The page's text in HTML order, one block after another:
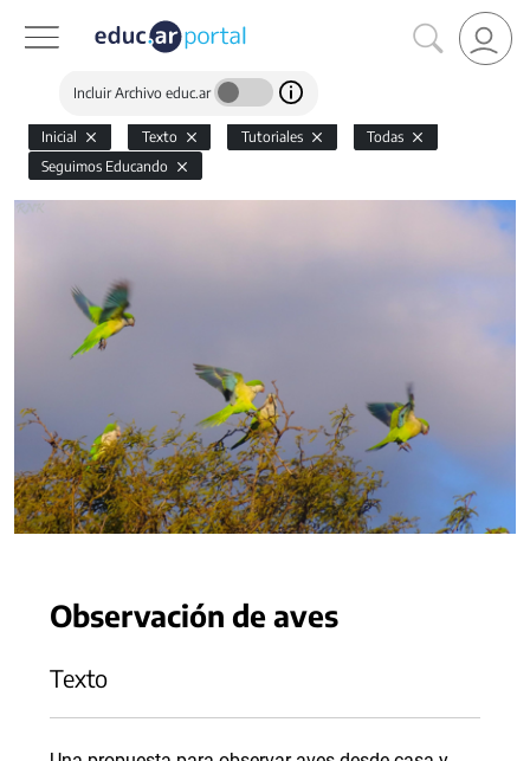
Incluir Archivo educ.ar
Inicial Texto Tutoriales
Todas
Seguimos Educando
Observación de aves
Texto